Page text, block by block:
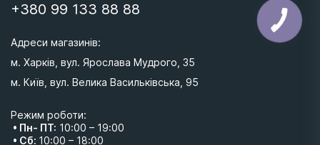
+380 99 133 88 88
Адреси магазинів:
м. Харків, вул. Ярослава Мудрого, 35
м. Київ, вул. Велика Васильківська, 95
Режим роботи:
• Пн- ПТ: 10:00 – 19:00
• Сб: 10:00 – 18:00